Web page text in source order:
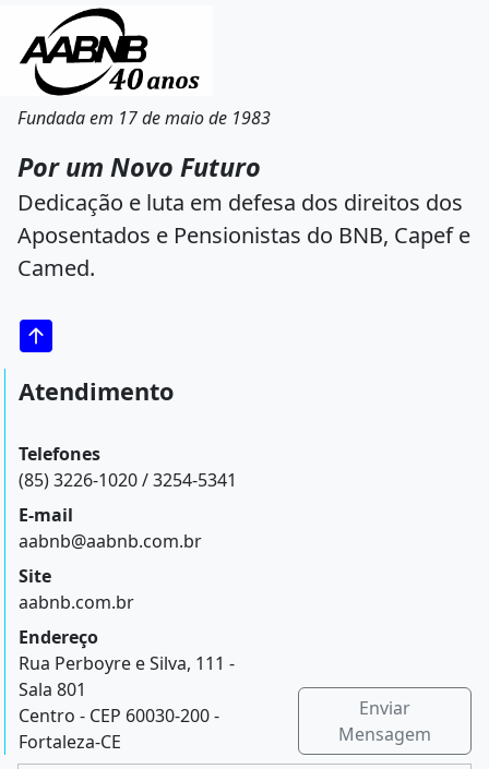
Fundada em 17 de maio de 1983
Por um Novo Futuro
Dedicação e luta em defesa dos direitos dos
Aposentados e Pensionistas do BNB, Capef e
Camed.
Atendimento
Telefones
(85) 3226-1020 / 3254-5341
E-mail
aabnb@aabnb.com.br
Site
aabnb.com.br
Endereço
Rua Perboyre e Silva, 111 -
Sala 801
Centro - CEP 60030-200 -
Fortaleza-CE
Enviar
Mensagem